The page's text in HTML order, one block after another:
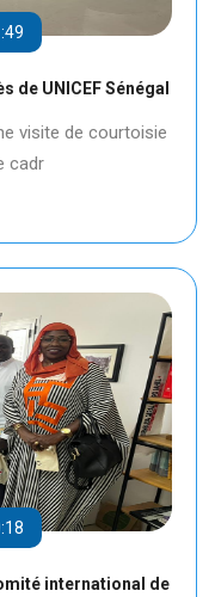
de UNICEF Sénégal
visite de courtoisie
cadr
international de